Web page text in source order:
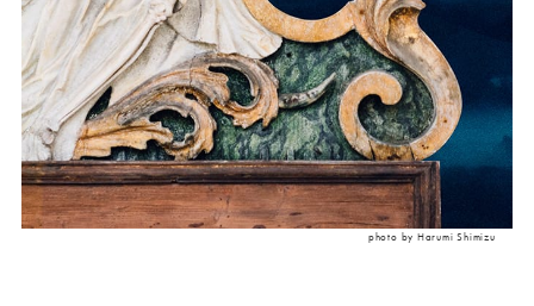
photo by Harumi Shimizu